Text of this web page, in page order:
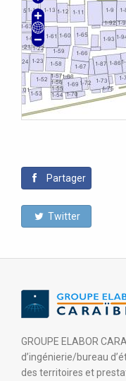
Partager
Twitter
GROUPE ELABOR
d’ingénierie/bureau
des territoires et